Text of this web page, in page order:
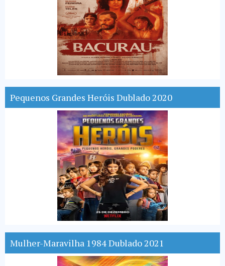
Pequenos Grandes Heróis Dublado 2020
Mulher-Maravilha 1984 Dublado 2021